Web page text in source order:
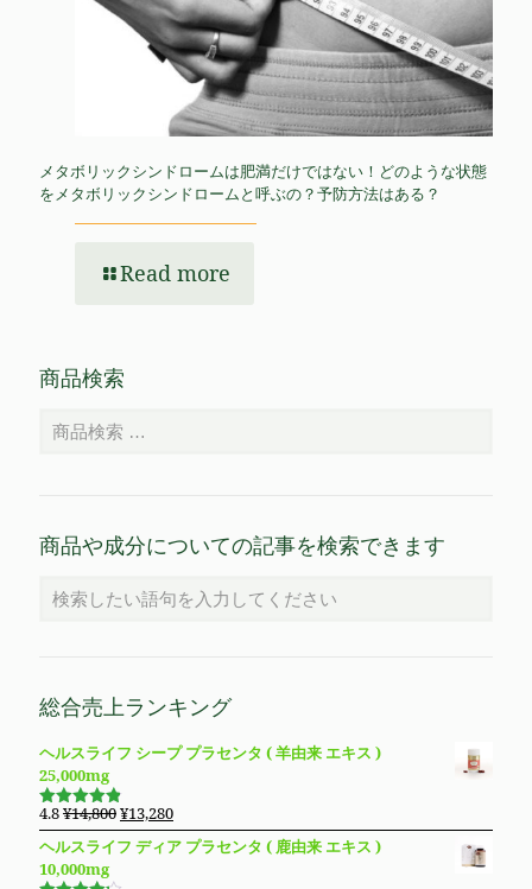
メタボリックシンドロームは肥満だけではない！どのような状態
をメタボリックシンドロームと呼ぶの？予防方法はある？
Read more
商品検索
商品や成分についての記事を検索できます
総合売上ランキング
ヘルスライフ シープ プラセンタ ( 羊由来 エキス )
25,000mg
5段階で
4.83の評
価
4.8¥14,800元
の
価
¥13,280現
在
の
ヘルスライフ ディア プラセンタ ( 鹿由来 エキス )
10,000mg